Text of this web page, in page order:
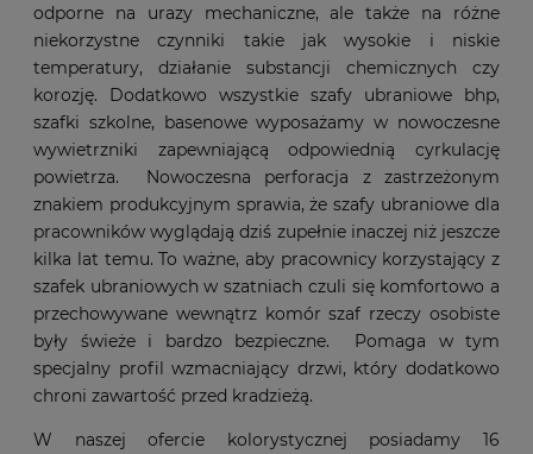
odporne na urazy mechaniczne, ale także na różne
niekorzystne czynniki takie jak wysokie i niskie
temperatury, działanie substancji chemicznych czy
korozję. Dodatkowo wszystkie szafy ubraniowe bhp,
szafki szkolne, basenowe wyposażamy w nowoczesne
wywietrzniki zapewniającą odpowiednią cyrkulację
powietrza. Nowoczesna perforacja z zastrzeżonym
znakiem produkcyjnym sprawia, że szafy ubraniowe dla
pracowników wyglądają dziś zupełnie inaczej niż jeszcze
kilka lat temu. To ważne, aby pracownicy korzystający z
szafek ubraniowych w szatniach czuli się komfortowo a
przechowywane wewnątrz komór szaf rzeczy osobiste
były świeże i bardzo bezpieczne. Pomaga w tym
specjalny profil wzmacniający drzwi, który dodatkowo
chroni zawartość przed kradzieżą.
W naszej ofercie kolorystycznej posiadamy 16